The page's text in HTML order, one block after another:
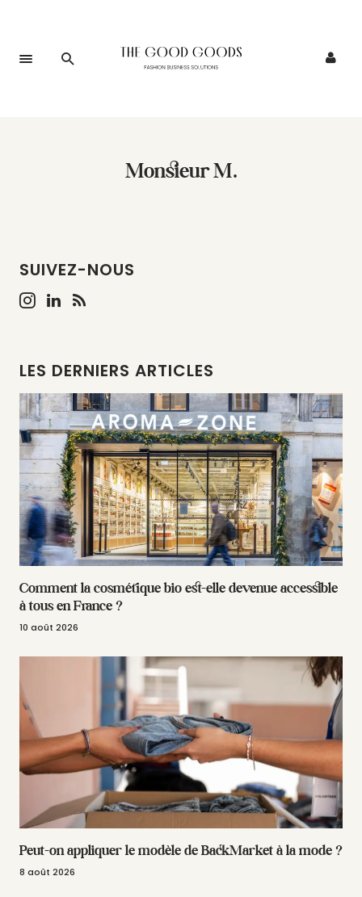
Monsieur M.
SUIVEZ-NOUS
LES DERNIERS ARTICLES
Comment la cosmétique bio est-elle devenue accessible
à tous en France ?
10 août 2026
Peut-on appliquer le modèle de BackMarket à la mode ?
8 août 2026